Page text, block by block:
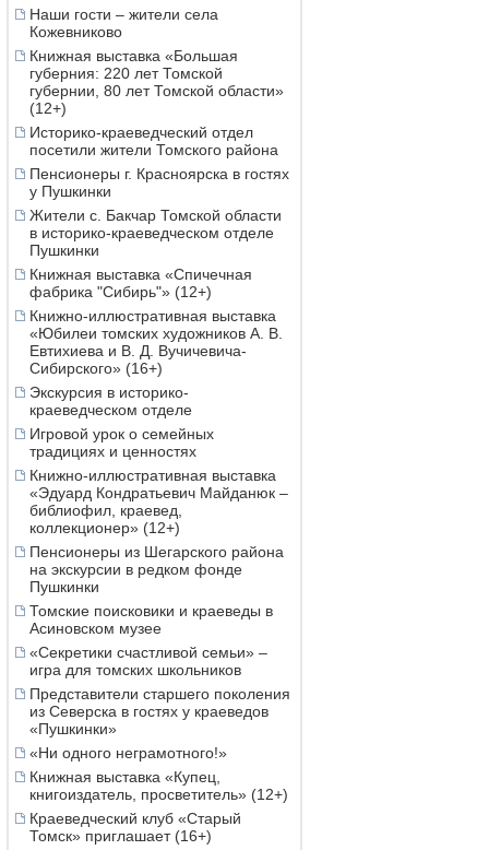
Наши гости – жители села
Кожевниково
Книжная выставка «Большая
губерния: 220 лет Томской
губернии, 80 лет Томской области»
(12+)
Историко-краеведческий отдел
посетили жители Томского района
Пенсионеры г. Красноярска в гостях
у Пушкинки
Жители с. Бакчар Томской области
в историко-краеведческом отделе
Пушкинки
Книжная выставка «Спичечная
фабрика "Сибирь"» (12+)
Книжно-иллюстративная выставка
«Юбилеи томских художников А. В.
Евтихиева и В. Д. Вучичевича-
Сибирского» (16+)
Экскурсия в историко-
краеведческом отделе
Игровой урок о семейных
традициях и ценностях
Книжно-иллюстративная выставка
«Эдуард Кондратьевич Майданюк –
библиофил, краевед,
коллекционер» (12+)
Пенсионеры из Шегарского района
на экскурсии в редком фонде
Пушкинки
Томские поисковики и краеведы в
Асиновском музее
«Секретики счастливой семьи» –
игра для томских школьников
Представители старшего поколения
из Северска в гостях у краеведов
«Пушкинки»
«Ни одного неграмотного!»
Книжная выставка «Купец,
книгоиздатель, просветитель» (12+)
Краеведческий клуб «Старый
Томск» приглашает (16+)